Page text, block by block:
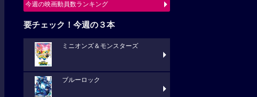
今週の映画動員数ランキング
要チェック！今週の３本
ミニオンズ＆モンスターズ
ブルーロック